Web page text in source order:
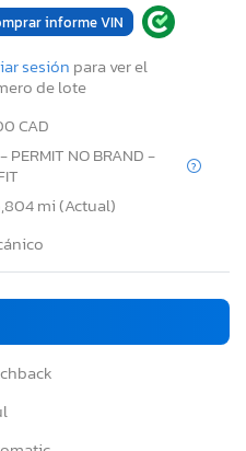
informe VIN
sesión para ver el
de lote
CAD
PERMIT NO BRAND -
mi (Actual)